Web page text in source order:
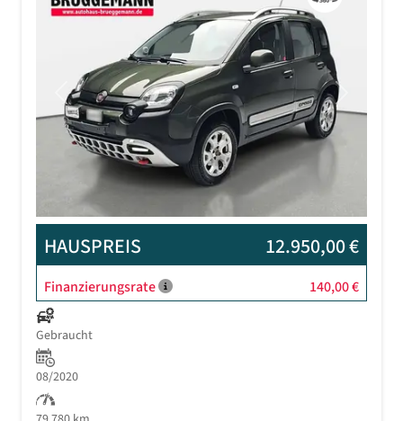
Previous
HAUSPREIS 12.950,00 €
Finanzierungsrate 140,00 €
Gebraucht
08/2020